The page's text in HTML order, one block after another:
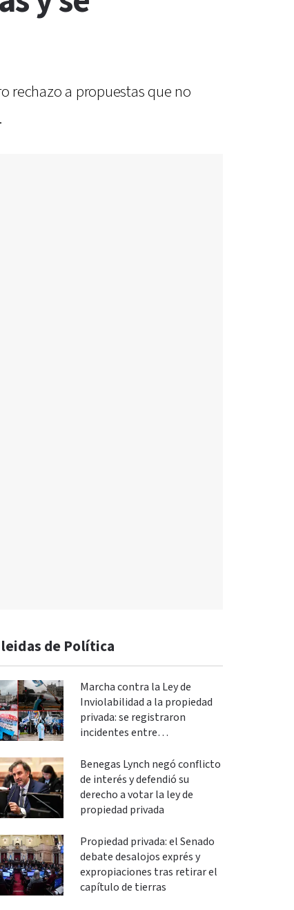
rechazo a propuestas que no
leidas de Política
Marcha contra la Ley de
Inviolabilidad a la propiedad
privada: se registraron
incidentes entre
Congreso
Benegas Lynch negó conflicto
de interés y defendió su
derecho a votar la ley de
propiedad privada
Propiedad privada: el Senado
debate desalojos exprés y
expropiaciones tras retirar el
capítulo de tierras